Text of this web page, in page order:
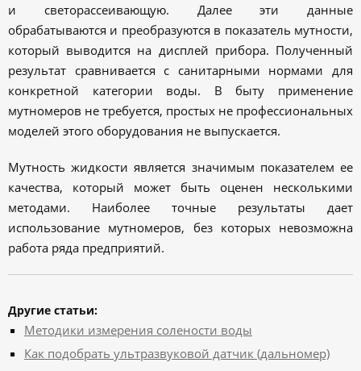
и светорассеивающую. Далее эти данные
обрабатываются и преобразуются в показатель мутности,
который выводится на дисплей прибора. Полученный
результат сравнивается с санитарными нормами для
конкретной категории воды. В быту применение
мутномеров не требуется, простых не профессиональных
моделей этого оборудования не выпускается.
Мутность жидкости является значимым показателем ее
качества, который может быть оценен несколькими
методами. Наиболее точные результаты дает
использование мутномеров, без которых невозможна
работа ряда предприятий.
Другие статьи:
Методики измерения солености воды
Как подобрать ультразвуковой датчик (дальномер)